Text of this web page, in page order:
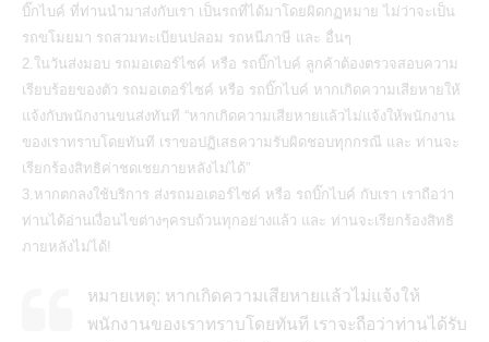
บิ๊กไบค์ ที่ท่านนำมาส่งกับเรา เป็นรถที่ได้มาโดยผิดกฏหมาย ไม่ว่าจะเป็น
รถขโมยมา รถสวมทะเบียนปลอม รถหนีภาษี และ อื่นๆ
2.ในวันส่งมอบ รถมอเตอร์ไซค์ หรือ รถบิ๊กไบค์ ลูกค้าต้องตรวจสอบความ
เรียบร้อยของตัว รถมอเตอร์ไซค์ หรือ รถบิ๊กไบค์ หากเกิดความเสียหายให้
แจ้งกับพนักงานขนส่งทันที “หากเกิดความเสียหายแล้วไม่แจ้งให้พนักงาน
ของเราทราบโดยทันที เราขอปฏิเสธความรับผิดชอบทุกกรณี และ ท่านจะ
เรียกร้องสิทธิค่าชดเชยภายหลังไม่ได้”
3.หากตกลงใช้บริการ ส่งรถมอเตอร์ไซค์ หรือ รถบิ๊กไบค์ กับเรา เราถือว่า
ท่านได้อ่านเงื่อนไขต่างๆครบถ้วนทุกอย่างแล้ว และ ท่านจะเรียกร้องสิทธิ
ภายหลังไม่ได้!
หมายเหตุ: หากเกิดความเสียหายแล้วไม่แจ้งให้
พนักงานของเราทราบโดยทันที เราจะถือว่าท่านได้รับ